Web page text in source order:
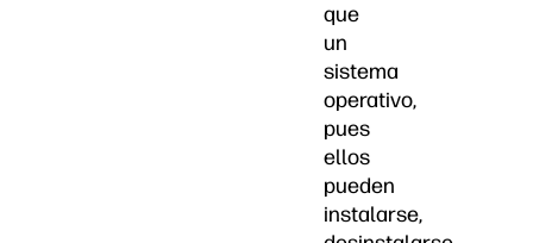
que
un
sistema
operativo,
pues
ellos
pueden
instalarse,